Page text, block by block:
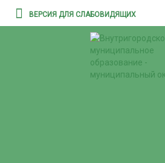
ВЕРСИЯ ДЛЯ СЛАБОВИДЯЩИХ